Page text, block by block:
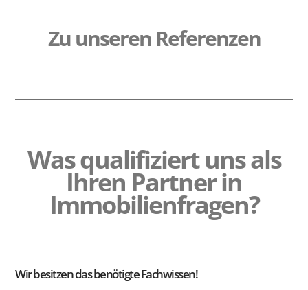
Zu unseren Referenzen
Was qualifiziert uns als
Ihren Partner in
Immobilienfragen?
Wir besitzen das benötigte Fachwissen!